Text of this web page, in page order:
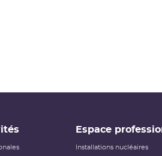
Espace
Installations nucléaires